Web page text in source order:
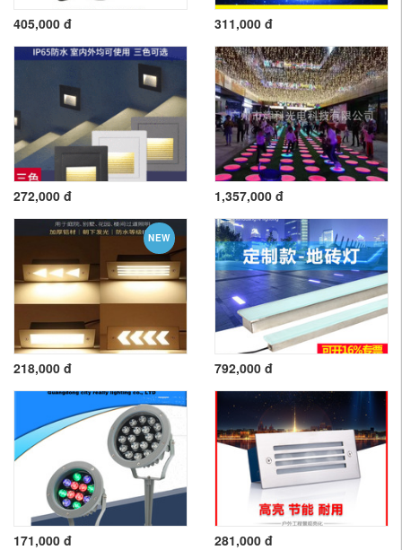
405,000 đ 311,000 đ
272,000 đ 1,357,000 đ
NEW
218,000 đ 792,000 đ
171,000 đ 281,000 đ